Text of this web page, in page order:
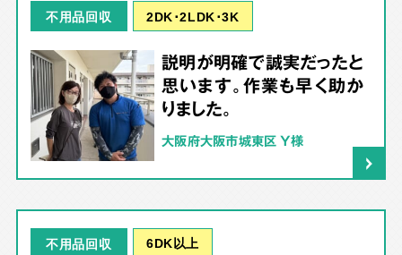
不用品回収 2DK･2LDK･3K
説明が明確で誠実だったと
思います。作業も早く助か
りました。
大阪府大阪市城東区 Y様
不用品回収 6DK以上